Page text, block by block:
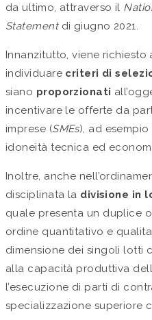
da ultimo, attraverso il
Statement di giugno 2021.
Innanzitutto, viene
individuare criteri di
siano proporzionati
incentivare le offerte da
imprese (SMEs), ad esempio
idoneità tecnica ed
Inoltre, anche
disciplinata la divisione in
quale presenta un duplice
ordine quantitativo e
dimensione dei singoli lotti
alla capacità produttiva
l’esecuzione di parti di
specializzazione superiore